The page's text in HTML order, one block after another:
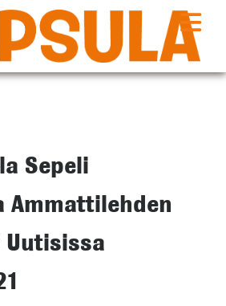
Sepeli
Ammattilehden
Uutisissa